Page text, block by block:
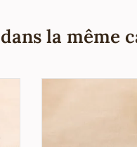
la même